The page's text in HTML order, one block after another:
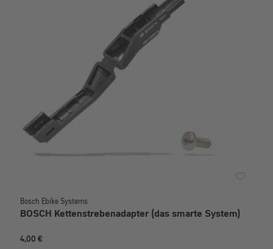
Bosch Ebike Systems
BOSCH Kettenstrebenadapter (das smarte System)
4,00 €